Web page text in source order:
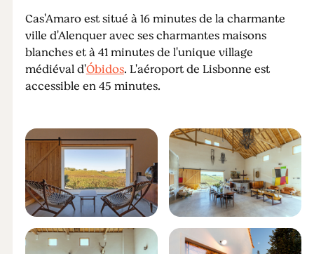
Cas'Amaro est situé à 16 minutes de la charmante
ville d'Alenquer avec ses charmantes maisons
blanches et à 41 minutes de l'unique village
médiéval d'Óbidos. L'aéroport de Lisbonne est
accessible en 45 minutes.